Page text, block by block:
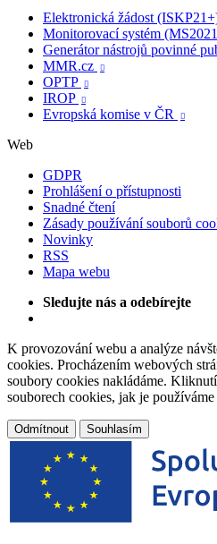
Elektronická žádost
Monitorovací systém
Generátor nástrojů povinné
MMR.cz 
OPTP 
IROP 
Evropská komise v ČR 
Web
GDPR
Prohlášení o přístupnosti
Snadné čtení
Zásady používání souborů
Novinky
RSS
Mapa webu
Sledujte nás a odebírejte
K provozování webu a analýze
cookies. Procházením webových
soubory cookies nakládáme.
souborech cookies, jak je
Odmítnout Souhlasím